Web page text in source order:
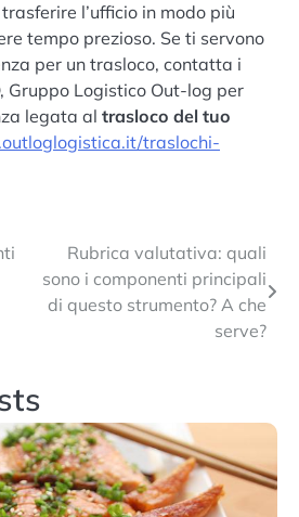
l’ufficio in modo più
tempo prezioso. Se ti servono
per un trasloco, contatta i
Gruppo Logistico Out-log per
legata al trasloco del tuo
traslochi-
Rubrica valutativa: quali
sono i componenti principali
di questo strumento? A che
serve?